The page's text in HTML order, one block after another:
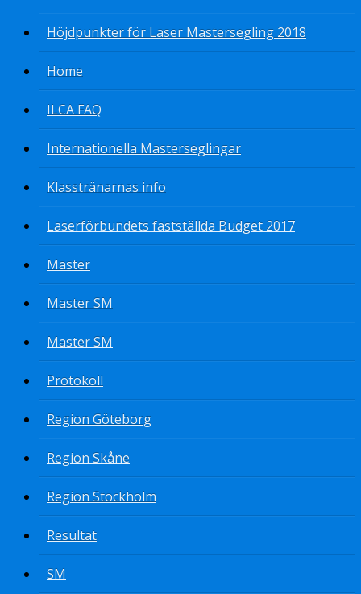
Höjdpunkter för Laser Mastersegling 2018
Home
ILCA FAQ
Internationella Masterseglingar
Klasstränarnas info
Laserförbundets fastställda Budget 2017
Master
Master SM
Master SM
Protokoll
Region Göteborg
Region Skåne
Region Stockholm
Resultat
SM